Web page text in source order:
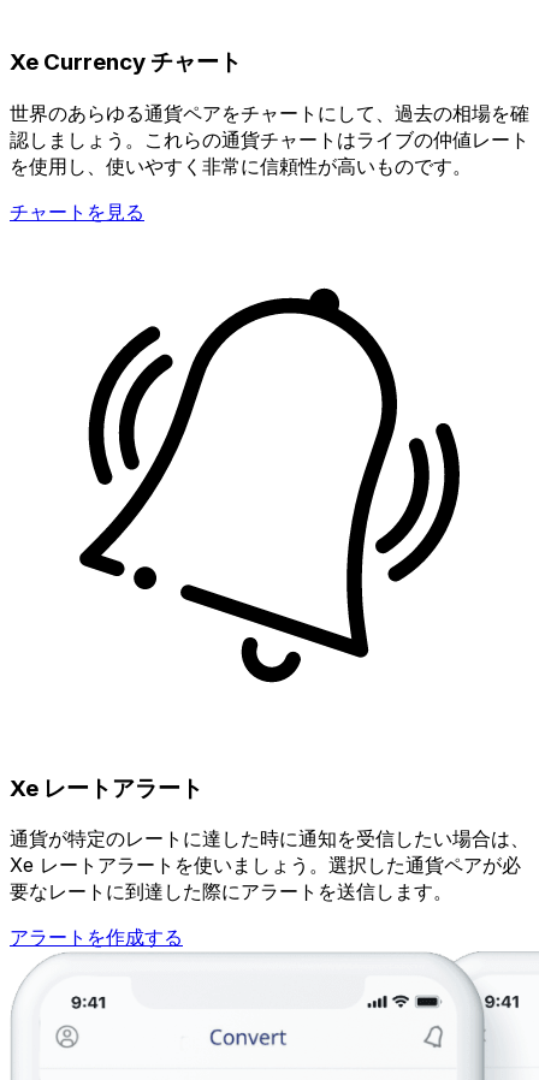
Xe Currency チャート
世界のあらゆる通貨ペアをチャートにして、過去の相場を確
認しましょう。これらの通貨チャートはライブの仲値レート
を使用し、使いやすく非常に信頼性が高いものです。
チャートを見る
Xe レートアラート
通貨が特定のレートに達した時に通知を受信したい場合は、
Xe レートアラートを使いましょう。選択した通貨ペアが必
要なレートに到達した際にアラートを送信します。
アラートを作成する